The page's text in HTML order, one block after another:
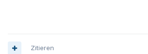
Zitieren